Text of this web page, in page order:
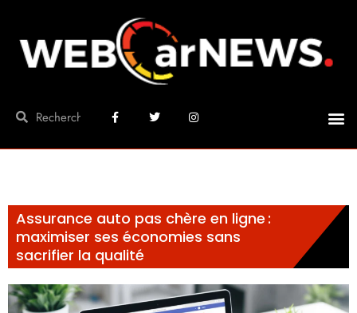
Assurance auto pas chère en ligne :
maximiser ses économies sans
sacrifier la qualité